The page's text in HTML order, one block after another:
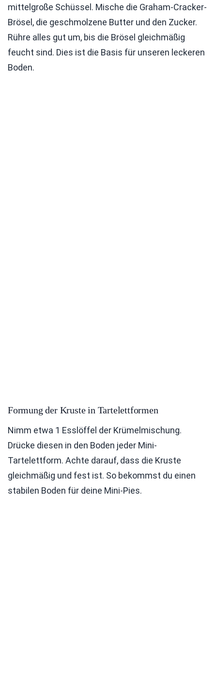
mittelgroße Schüssel. Mische die Graham-Cracker-
Brösel, die geschmolzene Butter und den Zucker.
Rühre alles gut um, bis die Brösel gleichmäßig
feucht sind. Dies ist die Basis für unseren leckeren
Boden.
Formung der Kruste in Tartelettformen
Nimm etwa 1 Esslöffel der Krümelmischung.
Drücke diesen in den Boden jeder Mini-
Tartelettform. Achte darauf, dass die Kruste
gleichmäßig und fest ist. So bekommst du einen
stabilen Boden für deine Mini-Pies.